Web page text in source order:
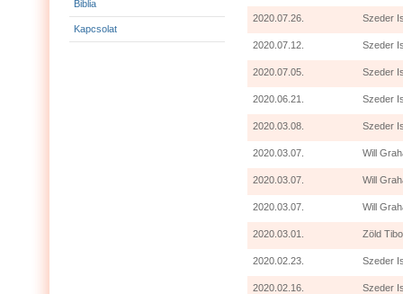
Biblia
Kapcsolat
2020.07.26. Szeder
2020.07.12. Szeder
2020.07.05. Szeder
2020.06.21. Szeder
2020.03.08. Szeder
2020.03.07. Will
2020.03.07. Will
2020.03.07. Will
2020.03.01. Zöld
2020.02.23. Szeder
2020.02.16. Szeder